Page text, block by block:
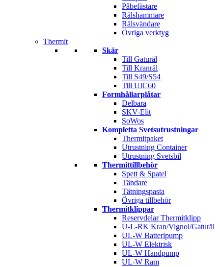
Påbefästare
Rälshammare
Rälsvändare
Övriga verktyg
Thermit
Skär
Till Gaturäl
Till Kranräl
Till S49/S54
Till UIC60
Formhållarplåtar
Delbara
SKV-Elit
SoWos
Kompletta Svetsutrustningar
Thermitpaket
Utrustning Container
Utrustning Svetsbil
Thermittillbehör
Spett & Spatel
Tändare
Tätningspasta
Övriga tillbehör
Thermitklippar
Reservdelar Thermitklipp
U-L-RK Kran/Vignol/Gaturäl
UL-W Batteripump
UL-W Elektrisk
UL-W Handpump
UL-W Ram